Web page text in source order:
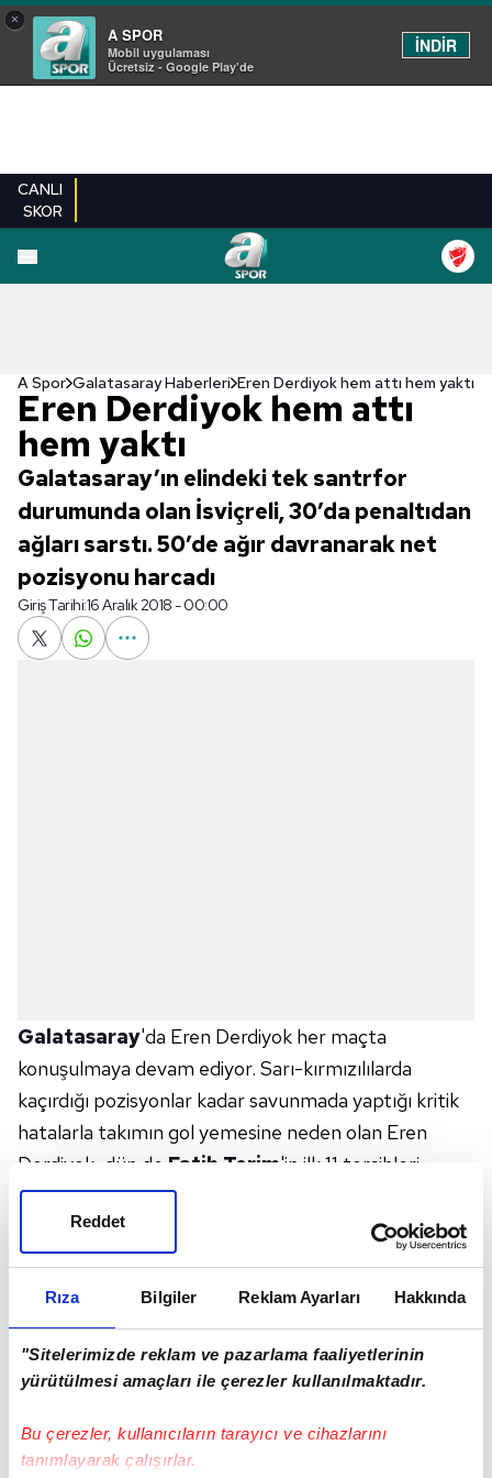
Rıza Bilgiler Reklam Ayarları Hakkında
"Sitelerimizde reklam ve pazarlama faaliyetlerinin
yürütülmesi amaçları ile çerezler kullanılmaktadır.
Bu çerezler, kullanıcıların tarayıcı ve cihazlarını
tanımlayarak çalışırlar.
Reddet
×
A SPOR
Mobil uygulaması
Ücretsiz - Google Play'de
İNDİR
CANLI
SKOR
A Spor Galatasaray Haberleri Eren Derdiyok hem attı hem yaktı
Eren Derdiyok hem attı
hem yaktı
Galatasaray’ın elindeki tek santrfor
durumunda olan İsviçreli, 30’da penaltıdan
ağları sarstı. 50’de ağır davranarak net
pozisyonu harcadı
Giriş Tarihi:16 Aralık 2018 - 00:00
Galatasaray'da Eren Derdiyok her maçta
konuşulmaya devam ediyor. Sarı-kırmızılılarda
kaçırdığı pozisyonlar kadar savunmada yaptığı kritik
hatalarla takımın gol yemesine neden olan Eren
Derdiyok, dün de Fatih Terim'in ilk 11 tercihleri
arasındaydı. Karşılaşmanın ilk yarısında silik bir
performans ortaya koyan İsviçreli golcü,
Galatasaray'ın Ndiaye sayesinde kazandığı penaltıda
beyaz noktanın başına geçti. Meşin yuvarlağı sağ
köşeye sert vuruşla gönderen Eren, fileleri sarstı.
Eren golle buluşsa da 50. dakikada kaçırdığı golle yine
saç baş yoldurttu. Hızlı çıkan sarı-kırmızılılarda
tekrar Ndiaye'ye geldi. Ndiaye müthiş bir pasla Eren'i